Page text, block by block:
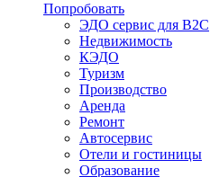
Попробовать
ЭДО сервис для B2C
Недвижимость
КЭДО
Туризм
Производство
Аренда
Ремонт
Автосервис
Отели и гостиницы
Образование